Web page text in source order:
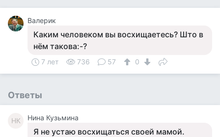
Валерик
Каким человеком вы восхищаетесь? Што в
нём такова:-?
7 лет 736 57 0
Ответы
НК Нина Кузьмина
Я не устаю восхищаться своей мамой.